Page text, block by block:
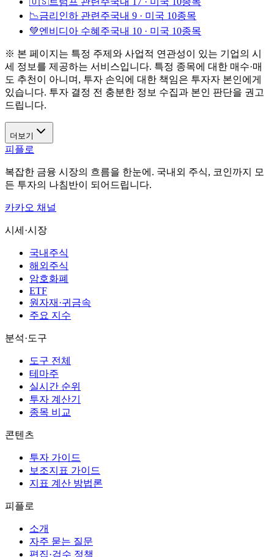
📉금리인하 관련주국내 9 · 미국 10종목
💚엔비디아 수혜주국내 10 · 미국 10종목
※ 본 페이지는 특정 주제와 사업적 연관성이 있는 기업의 시
세 정보를 제공하는 서비스입니다. 특정 종목에 대한 매수·매
도 추천이 아니며, 투자 손익에 대한 책임은 투자자 본인에게
있습니다. 투자 결정 전 충분한 정보 수집과 본인 판단을 권고
드립니다.
더보기
피플로
복잡한 금융 시장의 흐름을 한눈에. 국내외 주식, 코인까지 모
든 투자의 나침반이 되어드립니다.
카카오 채널
시세·시장
국내주식
해외주식
암호화폐
ETF
원자재·귀금속
주요 지수
분석·도구
도구 전체
테마주
실시간 순위
투자 계산기
종목 비교
콘텐츠
투자 가이드
보조지표 가이드
지표 계산 방법론
피플로
소개
자주 묻는 질문
편집·검수 정책